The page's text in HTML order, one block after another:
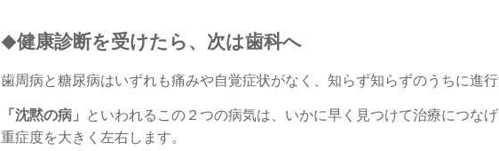
◆健康診断を受けたら、次は歯科へ
歯周病と糖尿病はいずれも痛みや自覚症状がなく、 知らず知らずのうちに進
「 沈黙の病」 といわれる この２つの病気は、 いかに早く見つけて治療につなげ
重症度を大きく左右します。